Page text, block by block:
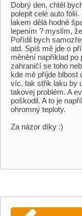
Dobrý den, chtěl
polepit celé auto
lakem dělá hodně
lepením ? myslím,
Pořídil bych
atd. Spíš mě jde o
měnění například po
zahraničí se toho
kde mě příjde blbost
víc, tak střik laku by
takovej problém. A
poškodil. A to je
ohromný teploty.
Za názor díky :)